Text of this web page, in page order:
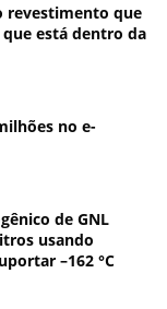
revestimento que
está dentro da
no e-
de GNL
usando
–162 °C